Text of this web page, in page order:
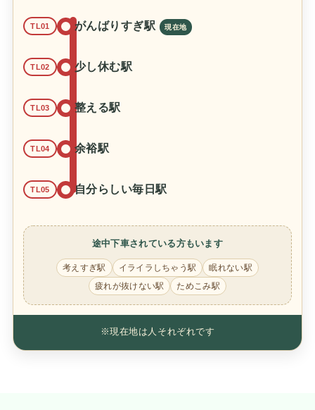
TL01 がんばりすぎ駅
TL02 少し休む駅
TL03 整える駅
TL04 余裕駅
TL05 自分らしい毎日駅
途中下車されている方もいます
考えすぎ駅 イライラしちゃう駅
眠れない駅
疲れが抜けない駅
ためこみ駅
※現在地は人それぞれです